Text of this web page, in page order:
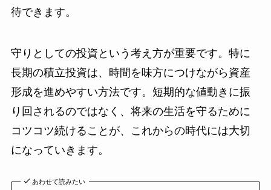
待できます。
守りとしての投資という考え方が重要です。特に
長期の積立投資は、時間を味方につけながら資産
形成を進めやすい方法です。短期的な値動きに振
り回されるのではなく、将来の生活を守るために
コツコツ続けることが、これからの時代には大切
になっていきます。
あわせて読みたい